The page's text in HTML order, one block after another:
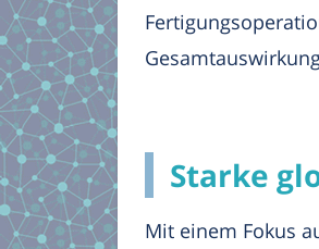
Starke
Mit einem Fokus